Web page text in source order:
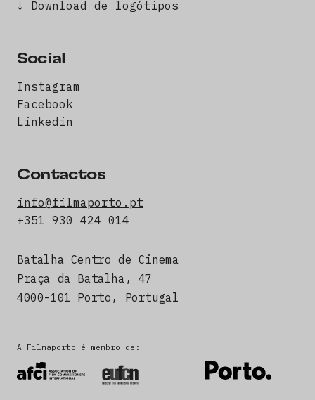
↓ Download de logótipos
Social
Instagram
Facebook
Linkedin
Contactos
info@filmaporto.pt
+351 930 424 014
Batalha Centro de Cinema
Praça da Batalha, 47
4000-101 Porto, Portugal
A Filmaporto é membro de: